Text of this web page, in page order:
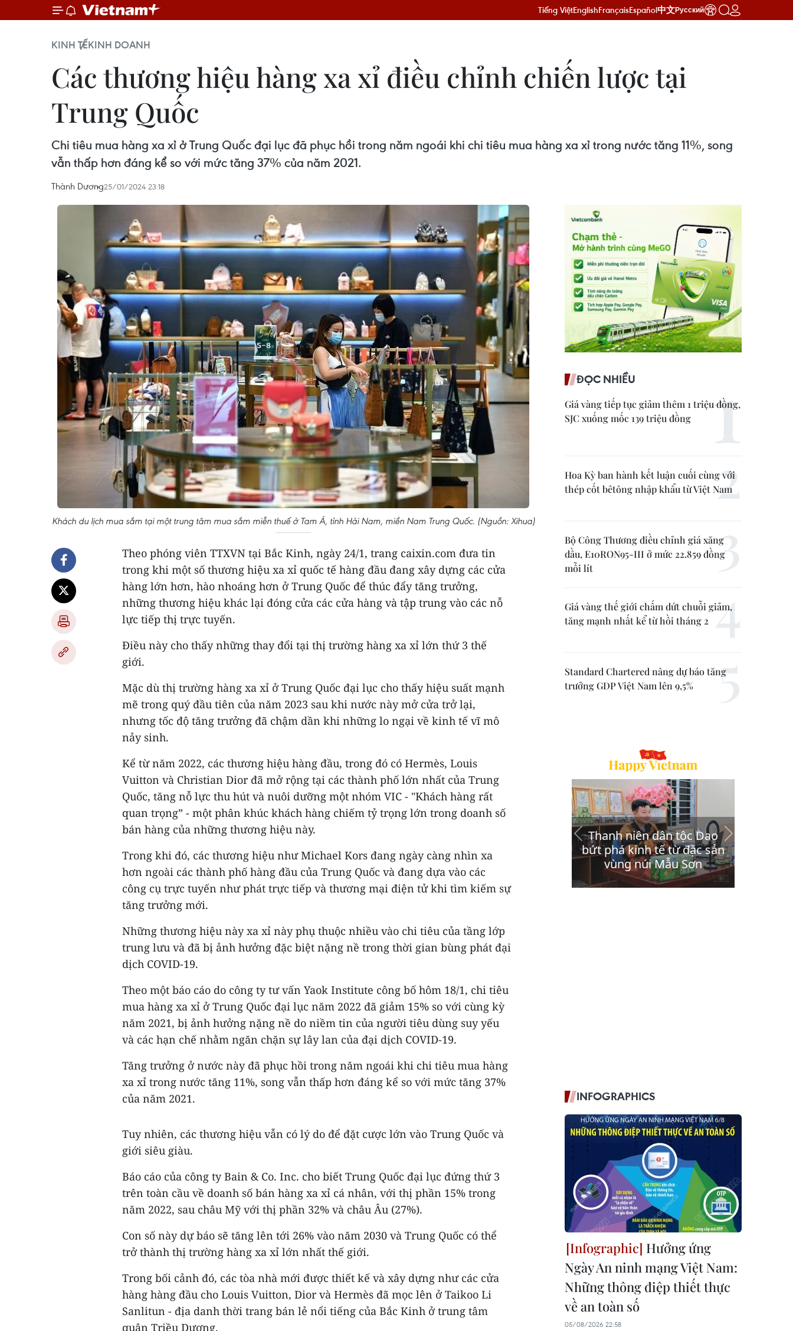
Tiếng ViệtEnglishFrançaisEspañol中文Русский
KINH TẾKINH DOANH
Các thương hiệu hàng xa xỉ điều chỉnh chiến lược tại
Trung Quốc
Chi tiêu mua hàng xa xỉ ở Trung Quốc đại lục đã phục hồi trong năm ngoái khi chi tiêu mua hàng xa xỉ trong nước tăng 11%, song
vẫn thấp hơn đáng kể so với mức tăng 37% của năm 2021.
Thành Dương25/01/2024 23:18
Khách du lịch mua sắm tại một trung tâm mua sắm miễn thuế ở Tam Á, tỉnh Hải Nam, miền Nam Trung Quốc. (Nguồn: Xihua)
Theo phóng viên TTXVN tại Bắc Kinh, ngày 24/1, trang caixin.com đưa tin
trong khi một số thương hiệu xa xỉ quốc tế hàng đầu đang xây dựng các cửa
hàng lớn hơn, hào nhoáng hơn ở Trung Quốc để thúc đẩy tăng trưởng,
những thương hiệu khác lại đóng cửa các cửa hàng và tập trung vào các nỗ
lực tiếp thị trực tuyến.
Điều này cho thấy những thay đổi tại thị trường hàng xa xỉ lớn thứ 3 thế
giới.
Mặc dù thị trường hàng xa xỉ ở Trung Quốc đại lục cho thấy hiệu suất mạnh
mẽ trong quý đầu tiên của năm 2023 sau khi nước này mở cửa trở lại,
nhưng tốc độ tăng trưởng đã chậm dần khi những lo ngại về kinh tế vĩ mô
nảy sinh.
Kể từ năm 2022, các thương hiệu hàng đầu, trong đó có Hermès, Louis
Vuitton và Christian Dior đã mở rộng tại các thành phố lớn nhất của Trung
Quốc, tăng nỗ lực thu hút và nuôi dưỡng một nhóm VIC - "Khách hàng rất
quan trọng” - một phân khúc khách hàng chiếm tỷ trọng lớn trong doanh số
bán hàng của những thương hiệu này.
Trong khi đó, các thương hiệu như Michael Kors đang ngày càng nhìn xa
hơn ngoài các thành phố hàng đầu của Trung Quốc và đang dựa vào các
công cụ trực tuyến như phát trực tiếp và thương mại điện tử khi tìm kiếm sự
tăng trưởng mới.
Những thương hiệu này xa xỉ này phụ thuộc nhiều vào chi tiêu của tầng lớp
trung lưu và đã bị ảnh hưởng đặc biệt nặng nề trong thời gian bùng phát đại
dịch COVID-19.
Theo một báo cáo do công ty tư vấn Yaok Institute công bố hôm 18/1, chi tiêu
mua hàng xa xỉ ở Trung Quốc đại lục năm 2022 đã giảm 15% so với cùng kỳ
năm 2021, bị ảnh hưởng nặng nề do niềm tin của người tiêu dùng suy yếu
và các hạn chế nhằm ngăn chặn sự lây lan của đại dịch COVID-19.
Tăng trưởng ở nước này đã phục hồi trong năm ngoái khi chi tiêu mua hàng
xa xỉ trong nước tăng 11%, song vẫn thấp hơn đáng kể so với mức tăng 37%
của năm 2021.
Tuy nhiên, các thương hiệu vẫn có lý do để đặt cược lớn vào Trung Quốc và
giới siêu giàu.
Báo cáo của công ty Bain & Co. Inc. cho biết Trung Quốc đại lục đứng thứ 3
trên toàn cầu về doanh số bán hàng xa xỉ cá nhân, với thị phần 15% trong
năm 2022, sau châu Mỹ với thị phần 32% và châu Âu (27%).
Con số này dự báo sẽ tăng lên tới 26% vào năm 2030 và Trung Quốc có thể
trở thành thị trường hàng xa xỉ lớn nhất thế giới.
Trong bối cảnh đó, các tòa nhà mới được thiết kế và xây dựng như các cửa
hàng hàng đầu cho Louis Vuitton, Dior và Hermès đã mọc lên ở Taikoo Li
Sanlitun - địa danh thời trang bán lẻ nổi tiếng của Bắc Kinh ở trung tâm
quận Triều Dương.
ĐỌC NHIỀU
Giá vàng tiếp tục giảm thêm 1 triệu đồng,
SJC xuống mốc 139 triệu đồng
Hoa Kỳ ban hành kết luận cuối cùng với
thép cốt bêtông nhập khẩu từ Việt Nam
Bộ Công Thương điều chỉnh giá xăng
dầu, E10RON95-III ở mức 22.859 đồng
mỗi lít
Giá vàng thế giới chấm dứt chuỗi giảm,
tăng mạnh nhất kể từ hồi tháng 2
Standard Chartered nâng dự báo tăng
trưởng GDP Việt Nam lên 9,5%
INFOGRAPHICS
Hưởng ứng
Ngày An ninh mạng Việt Nam:
Những thông điệp thiết thực
về an toàn số
05/08/2026 22:58